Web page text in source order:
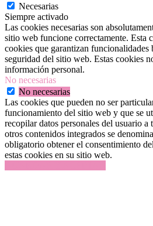
Necesarias
Siempre activado
Las cookies necesarias son
sitio web funcione correctamente. Esta
cookies que garantizan funcionalidades
seguridad del sitio web. Estas cookies
información personal.
No necesarias
No necesarias
Las cookies que pueden no ser
funcionamiento del sitio web y que se
recopilar datos personales del usuario a
otros contenidos integrados se
obligatorio obtener el consentimiento
estas cookies en su sitio web.